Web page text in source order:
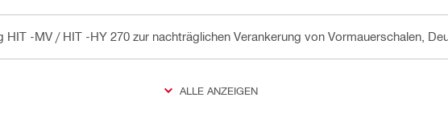
-MV / HIT -HY 270 zur nachträglichen Verankerung von Vormauerschalen ,
ALLE ANZEIGEN